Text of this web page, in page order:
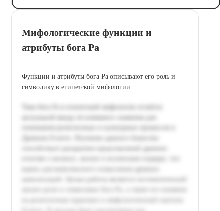
Мифологические функции и
атрибуты бога Ра
Функции и атрибуты бога Ра описывают его роль и
символику в египетской мифологии.